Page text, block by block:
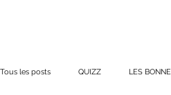
Tous les posts QUIZZ LES